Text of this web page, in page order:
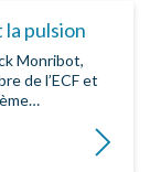
la pulsion
Monribot,
de l’ECF et
Lire la